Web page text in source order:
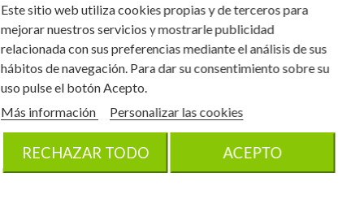
Este sitio web utiliza cookies propias y de terceros para
mejorar nuestros servicios y mostrarle publicidad
relacionada con sus preferencias mediante el análisis de sus
hábitos de navegación. Para dar su consentimiento sobre su
uso pulse el botón Acepto.
Más información
Personalizar las cookies
RECHAZAR TODO ACEPTO